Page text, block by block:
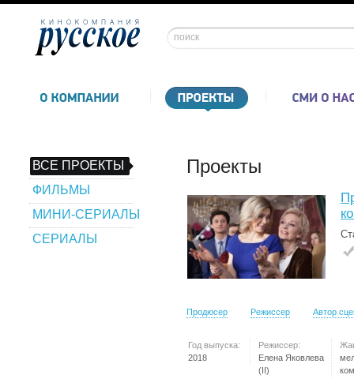
ВСЕ ПРОЕКТЫ
ФИЛЬМЫ
МИНИ-СЕРИАЛЫ
СЕРИАЛЫ
Проекты
Продюсер Режиссер Автор
Год выпуска:
2018
Режиссер:
Елена Яковлева
(II)